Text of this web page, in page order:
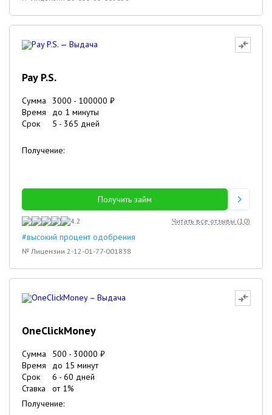
Pay P.S.
Сумма 3000 - 100000 ₽
Время
до 1 минуты
Срок
5 - 365 дней
Получение:
Получить займ
4.2 Читать все отзывы (10)
#высокий процент одобрения
№ Лицензии 2-12-01-77-001838
OneClickMoney
Сумма 500 - 30000 ₽
Время
до 15 минут
Срок
6 - 60 дней
Ставка
от 1%
Получение: